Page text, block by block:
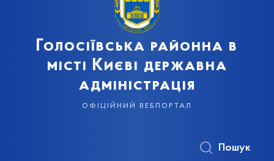
Голосіївська районна в
місті Києві державна
адміністрація
офіційний вебпортал
Пошук